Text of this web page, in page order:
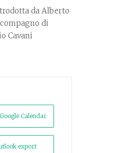
da Alberto
di
Cavani
Calendar
export